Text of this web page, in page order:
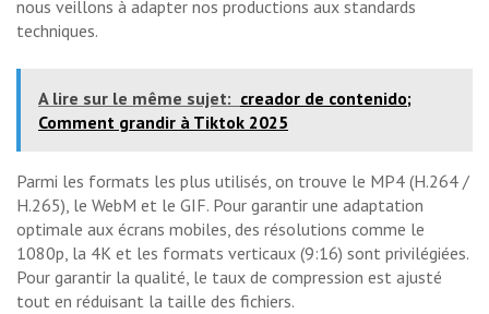
nous veillons à adapter nos productions aux standards
techniques.
A lire sur le même sujet: creador de contenido;
Comment grandir à Tiktok 2025
Parmi les formats les plus utilisés, on trouve le MP4 (H.264 /
H.265), le WebM et le GIF. Pour garantir une adaptation
optimale aux écrans mobiles, des résolutions comme le
1080p, la 4K et les formats verticaux (9:16) sont privilégiées.
Pour garantir la qualité, le taux de compression est ajusté
tout en réduisant la taille des fichiers.